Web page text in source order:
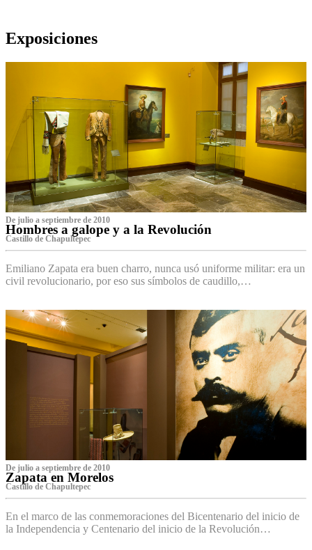
Exposiciones
De julio a septiembre de 2010
Hombres a galope y a la Revolución
Castillo de Chapultepec
Emiliano Zapata era buen charro, nunca usó uniforme militar: era un
civil revolucionario, por eso sus símbolos de caudillo,…
De julio a septiembre de 2010
Zapata en Morelos
Castillo de Chapultepec
En el marco de las conmemoraciones del Bicentenario del inicio de
la Independencia y Centenario del inicio de la Revolución…